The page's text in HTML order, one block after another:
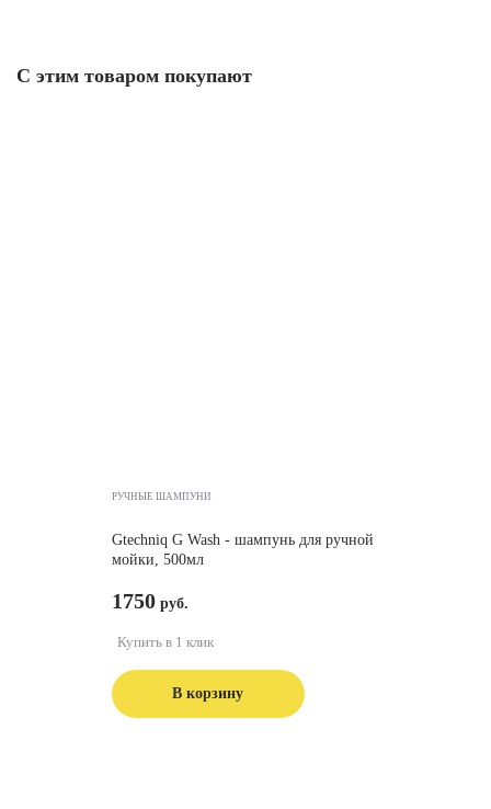
С этим товаром покупают
РУЧНЫЕ ШАМПУНИ
Gtechniq G Wash - шампунь для ручной
мойки, 500мл
1750
В корзину
Купить в 1 клик